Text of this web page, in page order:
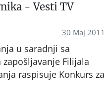
- Vesti TV
30 Maj 2011
u saradnji sa
Filijala
raspisuje Konkurs za